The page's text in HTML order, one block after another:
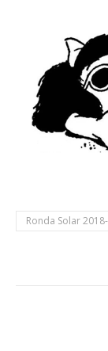
Ronda Solar